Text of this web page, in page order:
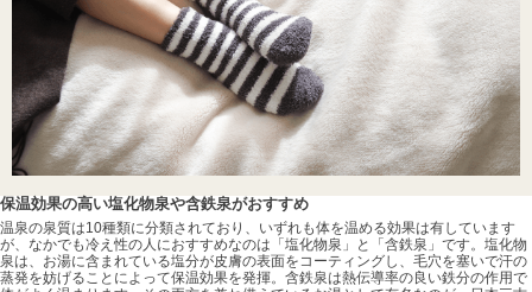
保温効果の高い塩化物泉や含鉄泉がおすすめ
温泉の泉質は10種類に分類されており、いずれも体を温める効果は有しています
が、なかでも冷え性の人におすすめなのは「塩化物泉」と「含鉄泉」です。塩化物
泉は、お湯に含まれている塩分が皮膚の表面をコーティングし、毛穴を塞いで汗の
蒸発を妨げることによって保温効果を発揮。含鉄泉は熱伝導率の良い鉄分の作用で